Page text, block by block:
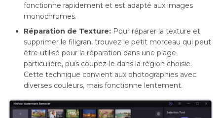
fonctionne rapidement et est adapté aux images
monochromes.
Réparation de Texture: Pour réparer la texture et
supprimer le filigran, trouvez le petit morceau qui peut
être utilisé pour la réparation dans une plage
particulière, puis coupez-le dans la région choisie.
Cette technique convient aux photographies avec
diverses couleurs, mais fonctionne lentement.